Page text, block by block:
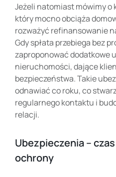
Jeżeli natomiast mówimy
który mocno obciąża
rozważyć refinansowanie
Gdy spłata przebiega bez
zaproponować dodatkowe
nieruchomości, dające
bezpieczeństwa. Takie
odnawiać co roku, co
regularnego kontaktu i
relacji.
Ubezpieczenia –
ochrony